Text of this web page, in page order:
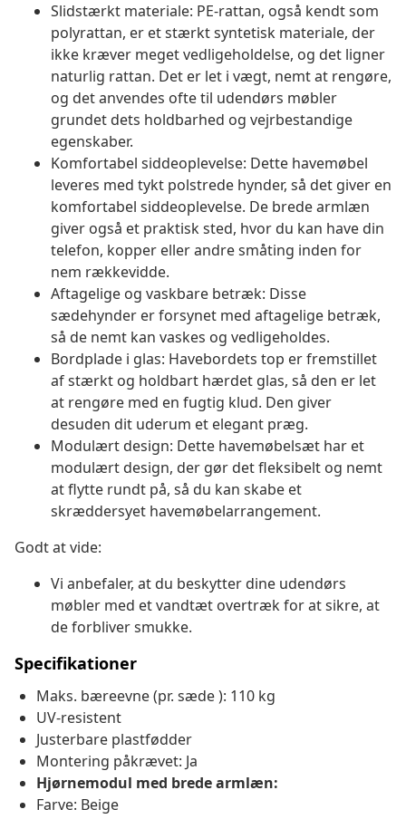
Slidstærkt materiale: PE-rattan, også kendt som
polyrattan, er et stærkt syntetisk materiale, der
ikke kræver meget vedligeholdelse, og det ligner
naturlig rattan. Det er let i vægt, nemt at rengøre,
og det anvendes ofte til udendørs møbler
grundet dets holdbarhed og vejrbestandige
egenskaber.
Komfortabel siddeoplevelse: Dette havemøbel
leveres med tykt polstrede hynder, så det giver en
komfortabel siddeoplevelse. De brede armlæn
giver også et praktisk sted, hvor du kan have din
telefon, kopper eller andre småting inden for
nem rækkevidde.
Aftagelige og vaskbare betræk: Disse
sædehynder er forsynet med aftagelige betræk,
så de nemt kan vaskes og vedligeholdes.
Bordplade i glas: Havebordets top er fremstillet
af stærkt og holdbart hærdet glas, så den er let
at rengøre med en fugtig klud. Den giver
desuden dit uderum et elegant præg.
Modulært design: Dette havemøbelsæt har et
modulært design, der gør det fleksibelt og nemt
at flytte rundt på, så du kan skabe et
skræddersyet havemøbelarrangement.
Godt at vide:
Vi anbefaler, at du beskytter dine udendørs
møbler med et vandtæt overtræk for at sikre, at
de forbliver smukke.
Specifikationer
Maks. bæreevne (pr. sæde ): 110 kg
UV-resistent
Justerbare plastfødder
Montering påkrævet: Ja
Hjørnemodul med brede armlæn:
Farve: Beige